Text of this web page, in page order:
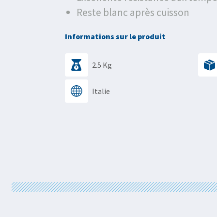
Reste blanc après cuisson
Informations sur le produit
2.5 Kg
Italie